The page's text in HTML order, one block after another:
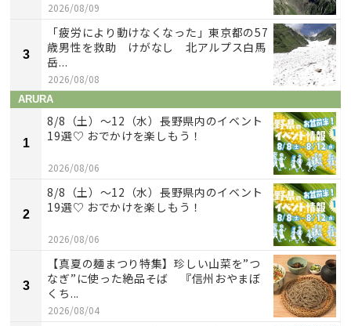
2026/08/09
3
「疲労により動けなくなった」東京都の57
歳男性を救助 けがなし 北アルプス白馬
岳...
2026/08/08
ARURA
1
8/8（土）〜12（水）長野県内のイベント
19選♡ おでかけを楽しもう！
2026/08/06
2
8/8（土）〜12（水）長野県内のイベント
19選♡ おでかけを楽しもう！
2026/08/06
3
【真夏の麺まつり特集】珍しい山菜を”つ
なぎ”に使った絶品そば 『信州おやまぼ
くち...
2026/08/04